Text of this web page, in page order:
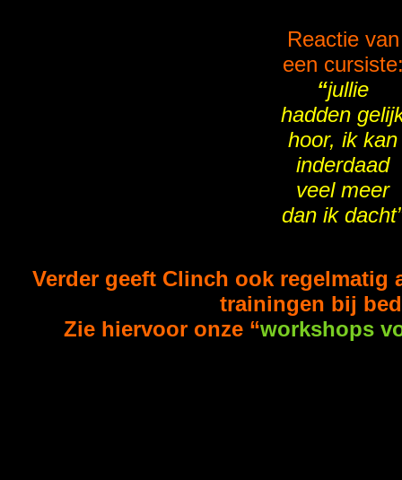
Reactie van
een
“jullie
hadden
hoor, ik kan
inderdaad
veel meer
dan ik
Verder geeft Clinch ook regelmatig
trainingen bij
Zie hiervoor onze “workshops